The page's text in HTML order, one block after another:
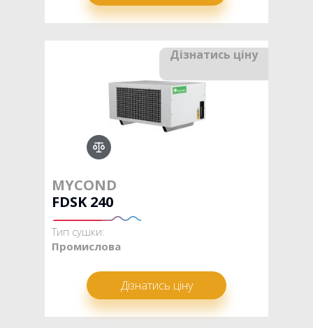
MYCOND
FDSK 240
Тип сушки:
Промислова
Дізнатись ціну
Дізнатись ціну